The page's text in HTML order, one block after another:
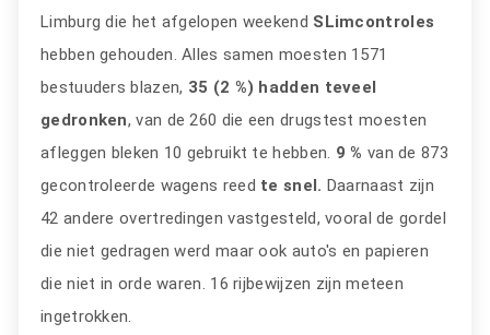
Limburg die het afgelopen weekend SLimcontroles
hebben gehouden. Alles samen moesten 1571
bestuuders blazen, 35 (2 %) hadden teveel
gedronken, van de 260 die een drugstest moesten
afleggen bleken 10 gebruikt te hebben. 9 % van de 873
gecontroleerde wagens reed te snel. Daarnaast zijn
42 andere overtredingen vastgesteld, vooral de gordel
die niet gedragen werd maar ook auto's en papieren
die niet in orde waren. 16 rijbewijzen zijn meteen
ingetrokken.